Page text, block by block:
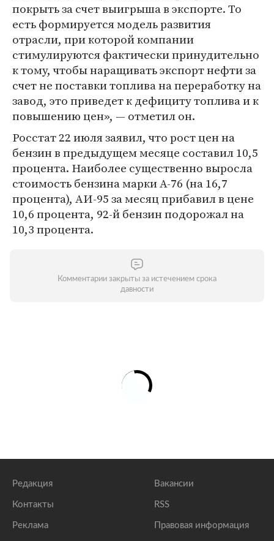
покрыть за счет выигрыша в экспорте. То
есть формируется модель развития
отрасли, при которой компании
стимулируются фактически принудительно
к тому, чтобы наращивать экспорт нефти за
счет не поставки топлива на переработку на
завод, это приведет к дефициту топлива и к
повышению цен», — отметил он.
Росстат 22 июля заявил, что рост цен на
бензин в предыдущем месяце составил 10,5
процента. Наиболее существенно выросла
стоимость бензина марки А-76 (на 16,7
процента), АИ-95 за месяц прибавил в цене
10,6 процента, 92-й бензин подорожал на
10,3 процента.
Комментарии закрыты за истечением срока
давности
Редакция
Контакты
Реклама
Вакансии
RSS
Правовая информация